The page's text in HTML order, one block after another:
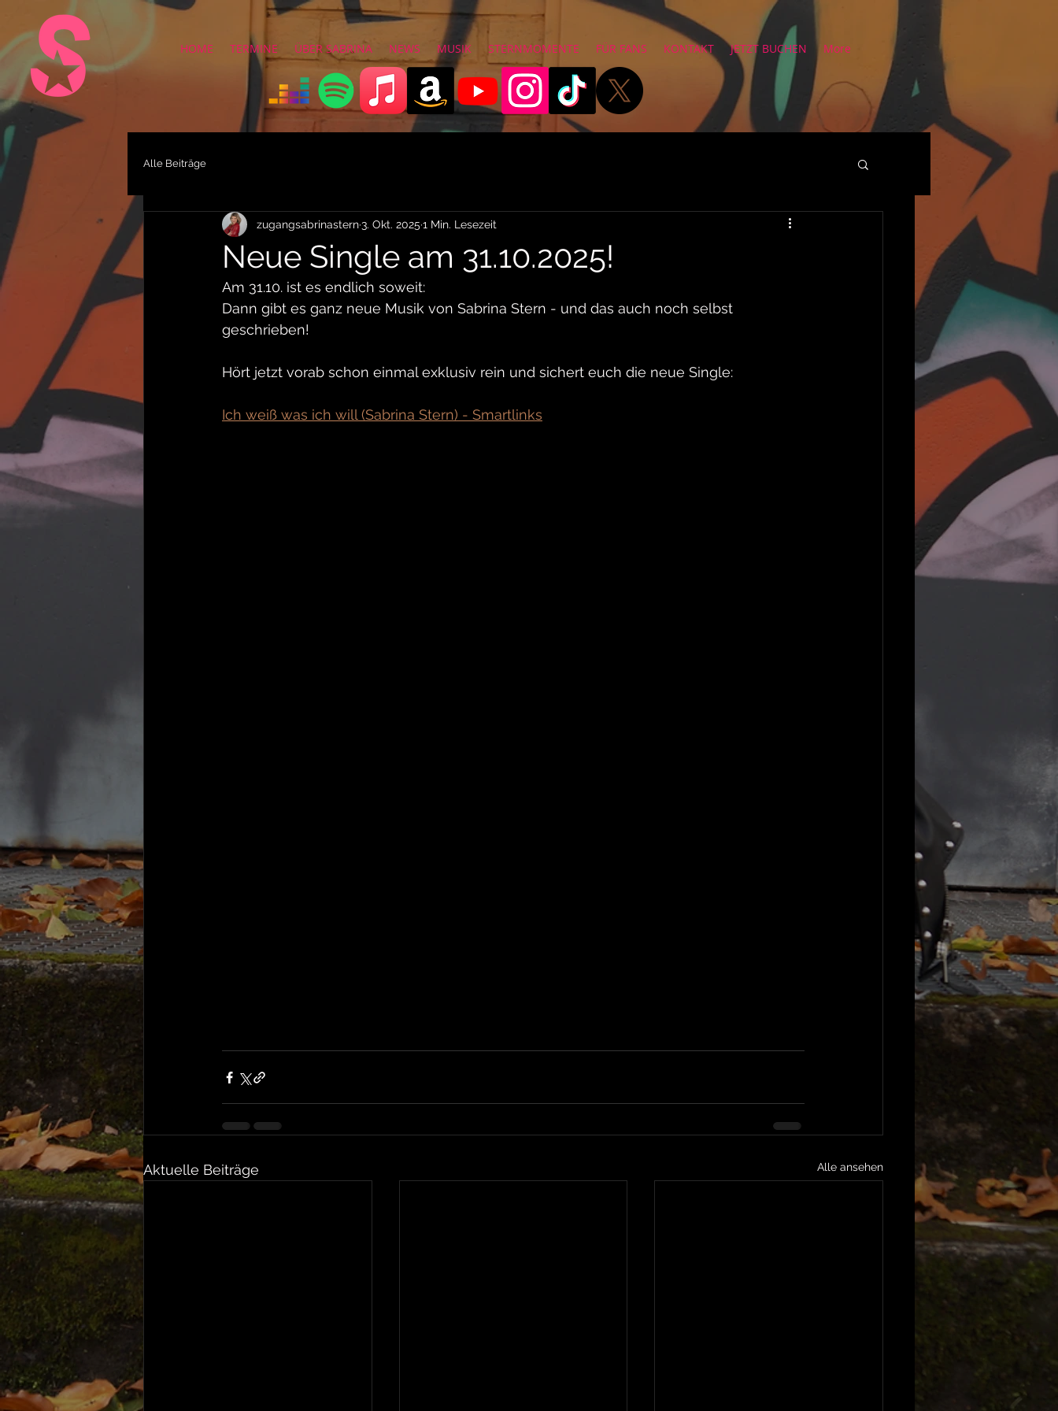
HOME TERMINE ÜBER SABRINA NEWS MUSIK STERNMOMENTE FÜR FANS KONTAKT JETZT BUCHEN More
Alle Beiträge
Neue Single am 31.10.2025!
zugangsabrinastern3. Okt. 2025 1 Min. Lesezeit
Am 31.10. ist es endlich soweit:
Dann gibt es ganz neue Musik von Sabrina Stern - und das auch noch selbst
geschrieben!
Hört jetzt vorab schon einmal exklusiv rein und sichert euch die neue Single:
Ich weiß was ich will (Sabrina Stern) - Smartlinks
Aktuelle Beiträge Alle ansehen